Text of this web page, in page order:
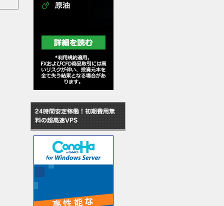
24時間安定稼働！初期費用無
料の超高速VPS